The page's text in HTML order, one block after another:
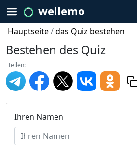
wellemo
Hauptseite/das Quiz bestehen
Bestehen des Quiz
Teilen:
Ihren Namen